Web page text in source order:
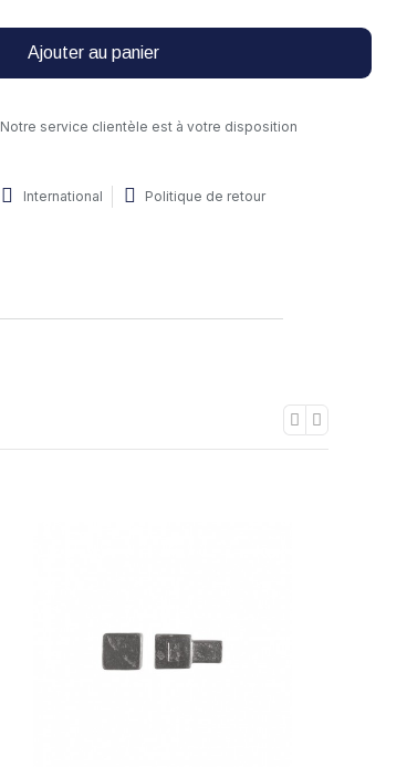
Ajouter au panier
Notre service clientèle est à votre disposition
International Politique de retour